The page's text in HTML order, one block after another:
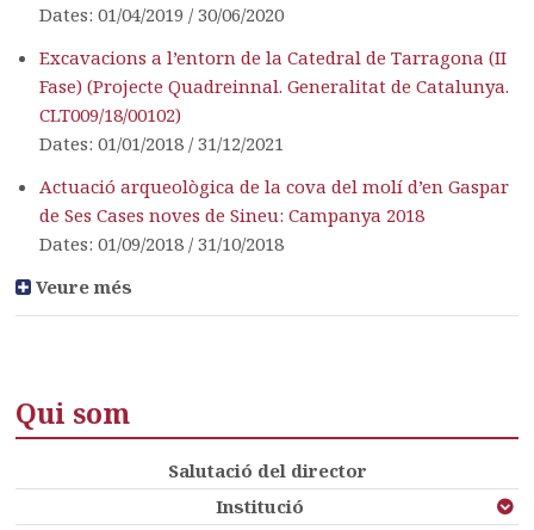
Dates: 01/04/2019 / 30/06/2020
Excavacions a l’entorn de la Catedral de Tarragona (II
Fase) (Projecte Quadreinnal. Generalitat de Catalunya.
CLT009/18/00102)
Dates: 01/01/2018 / 31/12/2021
Actuació arqueològica de la cova del molí d’en Gaspar
de Ses Cases noves de Sineu: Campanya 2018
Dates: 01/09/2018 / 31/10/2018
Veure més
Qui som
Salutació del director
Institució